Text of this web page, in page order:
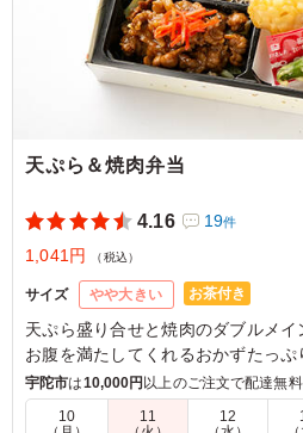
天ぷら＆焼肉弁当
4.16 19件
1,041円 （税込）
サイズ やや大きい お茶付き
天ぷら盛り合せと焼肉のダブルメイ
お腹を満たしてくれるおかずたっ
5.0 毎日放送
宇陀市は10,000円以上のご注文で配達無料
10
11
12